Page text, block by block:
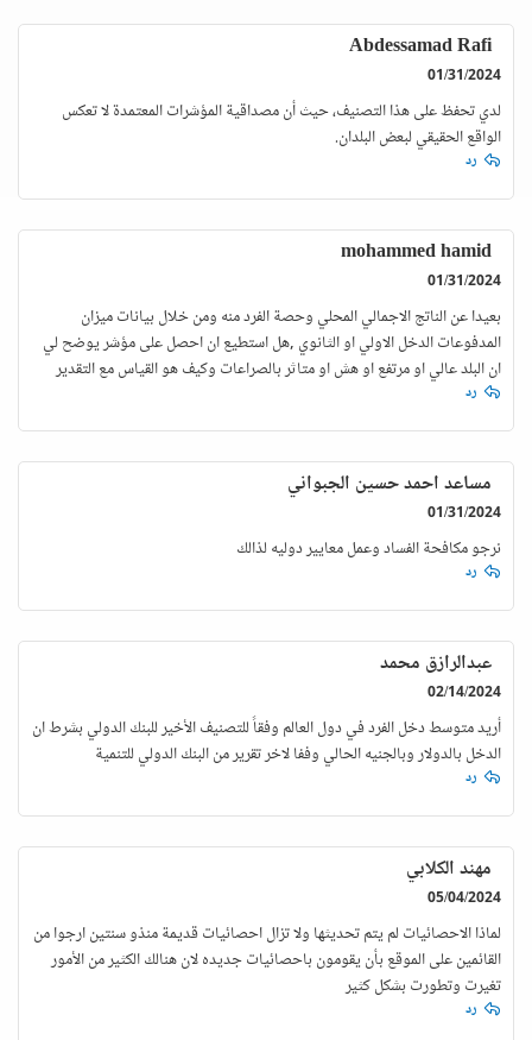
Abdessamad Rafi
01/31/2024
لدي تحفظ على هذا التصنيف، حيث أن مصداقية المؤشرات المعتمدة لا تعكس
الواقع الحقيقي لبعض البلدان.
رد
mohammed hamid
01/31/2024
بعيدا عن الناتج الاجمالي المحلي وحصة الفرد منه ومن خلال بيانات ميزان
المدفوعات الدخل الاولي او الثانوي ,هل استطيع ان احصل على مؤشر يوضح لي
ان البلد عالي او مرتفع او هش او متاثر بالصراعات وكيف هو القياس مع التقدير
رد
مساعد احمد حسين الجبواني
01/31/2024
نرجو مكافحة الفساد وعمل معايير دوليه لذالك
رد
عبدالرازق محمد
02/14/2024
أريد متوسط دخل الفرد في دول العالم وفقاً للتصنيف الأخير للبنك الدولي بشرط ان
الدخل بالدولار وبالجنيه الحالي وففا لاخر تقرير من البنك الدولي للتنمية
رد
مهند الكلابي
05/04/2024
لماذا الاحصائيات لم يتم تحديثها ولا تزال احصائيات قديمة منذو سنتين ارجوا من
القائمين على الموقع بأن يقومون باحصائيات جديده لان هنالك الكثير من الأمور
تغيرت وتطورت بشكل كثير
رد